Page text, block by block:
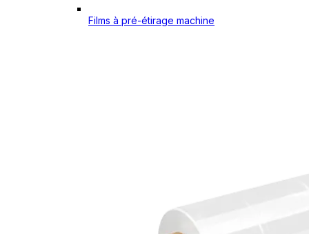
Films à pré-étirage machine